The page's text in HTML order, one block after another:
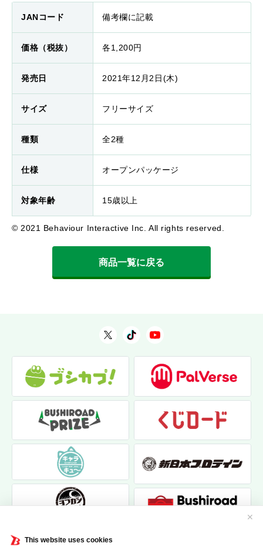
This website uses cookies
✕
JANコード 備考欄に記載
価格（税抜） 各1,200円
発売日 2021年12月2日(木)
サイズ フリーサイズ
種類 全2種
仕様 オープンパッケージ
対象年齢 15歳以上
© 2021 Behaviour Interactive Inc. All rights reserved.
商品一覧に戻る